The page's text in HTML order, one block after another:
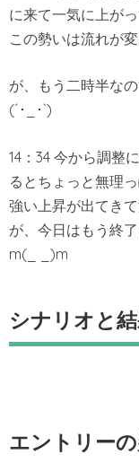
に来て一気に上がっ
この勢いは流れが
が、もう二時半な
(´･_･`)
14：34 今から調整
るとちょっと無理っ
強い上昇が出てき
が、今日はもう終
m(_ _)m
シナリオと
エントリー